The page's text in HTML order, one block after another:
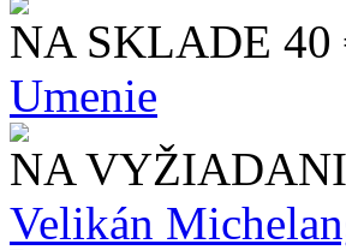
NA SKLADE 40
Umenie
NA
Velikán